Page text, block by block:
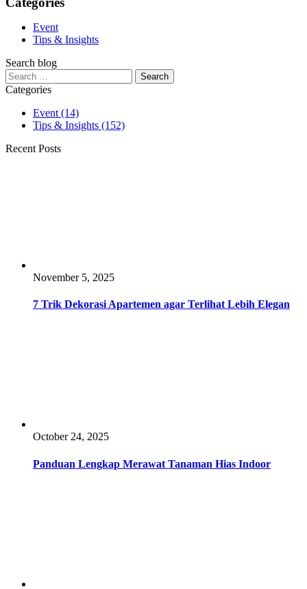
Event
Tips & Insights
Search blog
Search
for:
Categories
Event (14)
Tips & Insights (152)
Recent Posts
November 5, 2025
7 Trik Dekorasi Apartemen agar Terlihat Lebih Elegan
October 24, 2025
Panduan Lengkap Merawat Tanaman Hias Indoor